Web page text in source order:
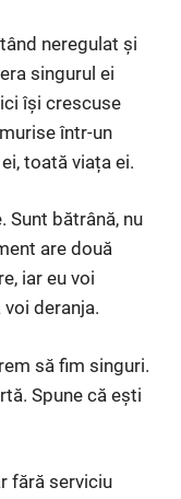
neregulat și
singurul ei
își crescuse
într-un
toată viața ei.
Sunt bătrână, nu
are două
iar eu voi
deranja.
să fim singuri.
Spune că ești
fără serviciu